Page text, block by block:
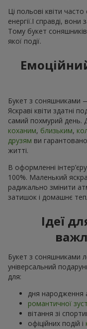
Ці польові квіти
енергії.І справді,
Тому букет
якої події.
Букет з соняшниками
Яскраві квіти здатні
самий похмурий день.
коханим, близьким,
друзям ви
житті.
В оформленні
100%. Маленький
радикально змінити
затишок і домашнє
Ідеї
Букет з соняшниками
універсальний
для:
дня народження
романтичної
вітання зі
офіційних подій і